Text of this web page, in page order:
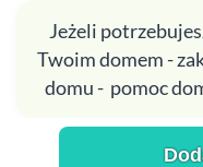
Jeżeli
Twoim domem -
domu - pomoc